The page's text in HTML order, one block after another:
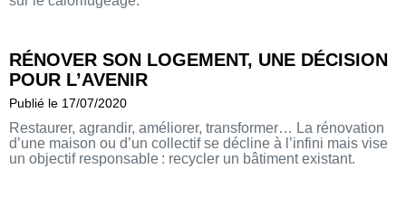
RÉNOVER SON LOGEMENT, UNE DÉCISION
POUR L’AVENIR
Publié le 17/07/2020
Restaurer, agrandir, améliorer, transformer… La rénovation
d’une maison ou d’un collectif se décline à l’infini mais vise
un objectif responsable : recycler un bâtiment existant.